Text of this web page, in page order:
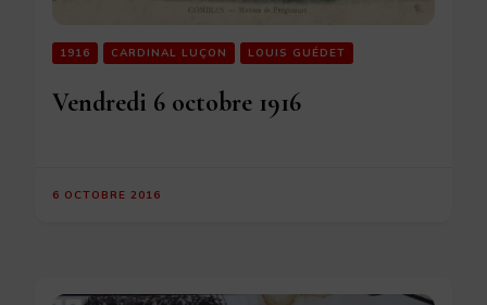
1916 CARDINAL LUÇON LOUIS GUÉDET
Vendredi 6 octobre 1916
6 OCTOBRE 2016